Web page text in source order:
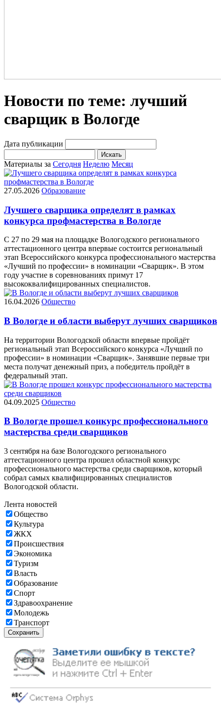
Новости по теме: лучший
сварщик в Вологде
Дата публикации
Искать
Материалы за Сегодня Неделю Месяц
27.05.2026 Образование
Лучшего сварщика определят в рамках
конкурса профмастерства в Вологде
С 27 по 29 мая на площадке Вологодского регионального
аттестационного центра впервые состоится региональный
этап Всероссийского конкурса профессионального мастерства
«Лучший по профессии» в номинации «Сварщик». В этом
году участие в соревнованиях примут 17
высококвалифицированных специалистов.
16.04.2026 Общество
В Вологде и области выберут лучших сварщиков
На территории Вологодской области впервые пройдёт
региональный этап Всероссийского конкурса «Лучший по
профессии» в номинации «Сварщик». Занявшие первые три
места получат денежный приз, а победитель пройдёт в
федеральный этап.
04.09.2025 Общество
В Вологде прошел конкурс профессионального
мастерства среди сварщиков
3 сентября на базе Вологодского регионального
аттестационного центра прошел областной конкурс
профессионального мастерства среди сварщиков, который
собрал самых квалифицированных специалистов
Вологодской области.
Лента новостей
Общество
Культура
ЖКХ
Происшествия
Экономика
Туризм
Власть
Образование
Спорт
Здравоохранение
Молодежь
Транспорт
Сохранить